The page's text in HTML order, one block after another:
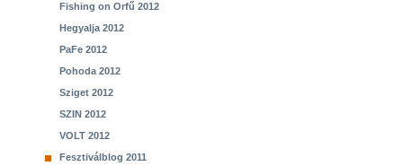
Fishing on Orfű 2012
Hegyalja 2012
PaFe 2012
Pohoda 2012
Sziget 2012
SZIN 2012
VOLT 2012
Fesztiválblog 2011